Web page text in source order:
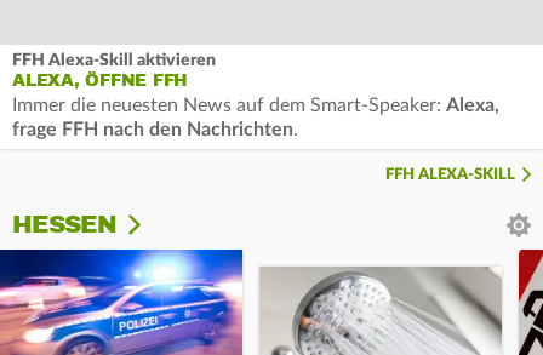
FFH Alexa-Skill aktivieren
ALEXA, ÖFFNE FFH
Immer die neuesten News auf dem Smart-Speaker: Alexa,
frage FFH nach den Nachrichten.
FFH ALEXA-SKILL
HESSEN